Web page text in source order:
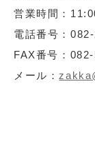
営業時間：
電話番号：
FAX番号：
メール：